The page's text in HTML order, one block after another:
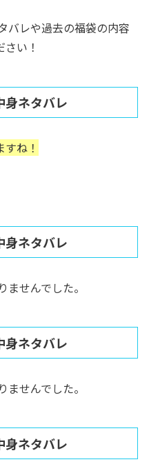
バレや過去の福袋の内容
い！
ネタバレ
ね！
ネタバレ
せんでした。
ネタバレ
せんでした。
ネタバレ